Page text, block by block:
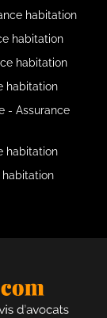
habitation
habitation
habitation
habitation
- Assurance
habitation
habitation